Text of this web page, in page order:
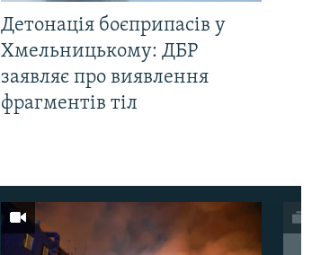
Детонація боєприпасів у
Хмельницькому: ДБР
заявляє про виявлення
фрагментів тіл